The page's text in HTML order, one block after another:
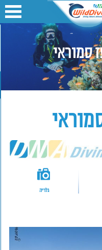
סמוראי
גלריה